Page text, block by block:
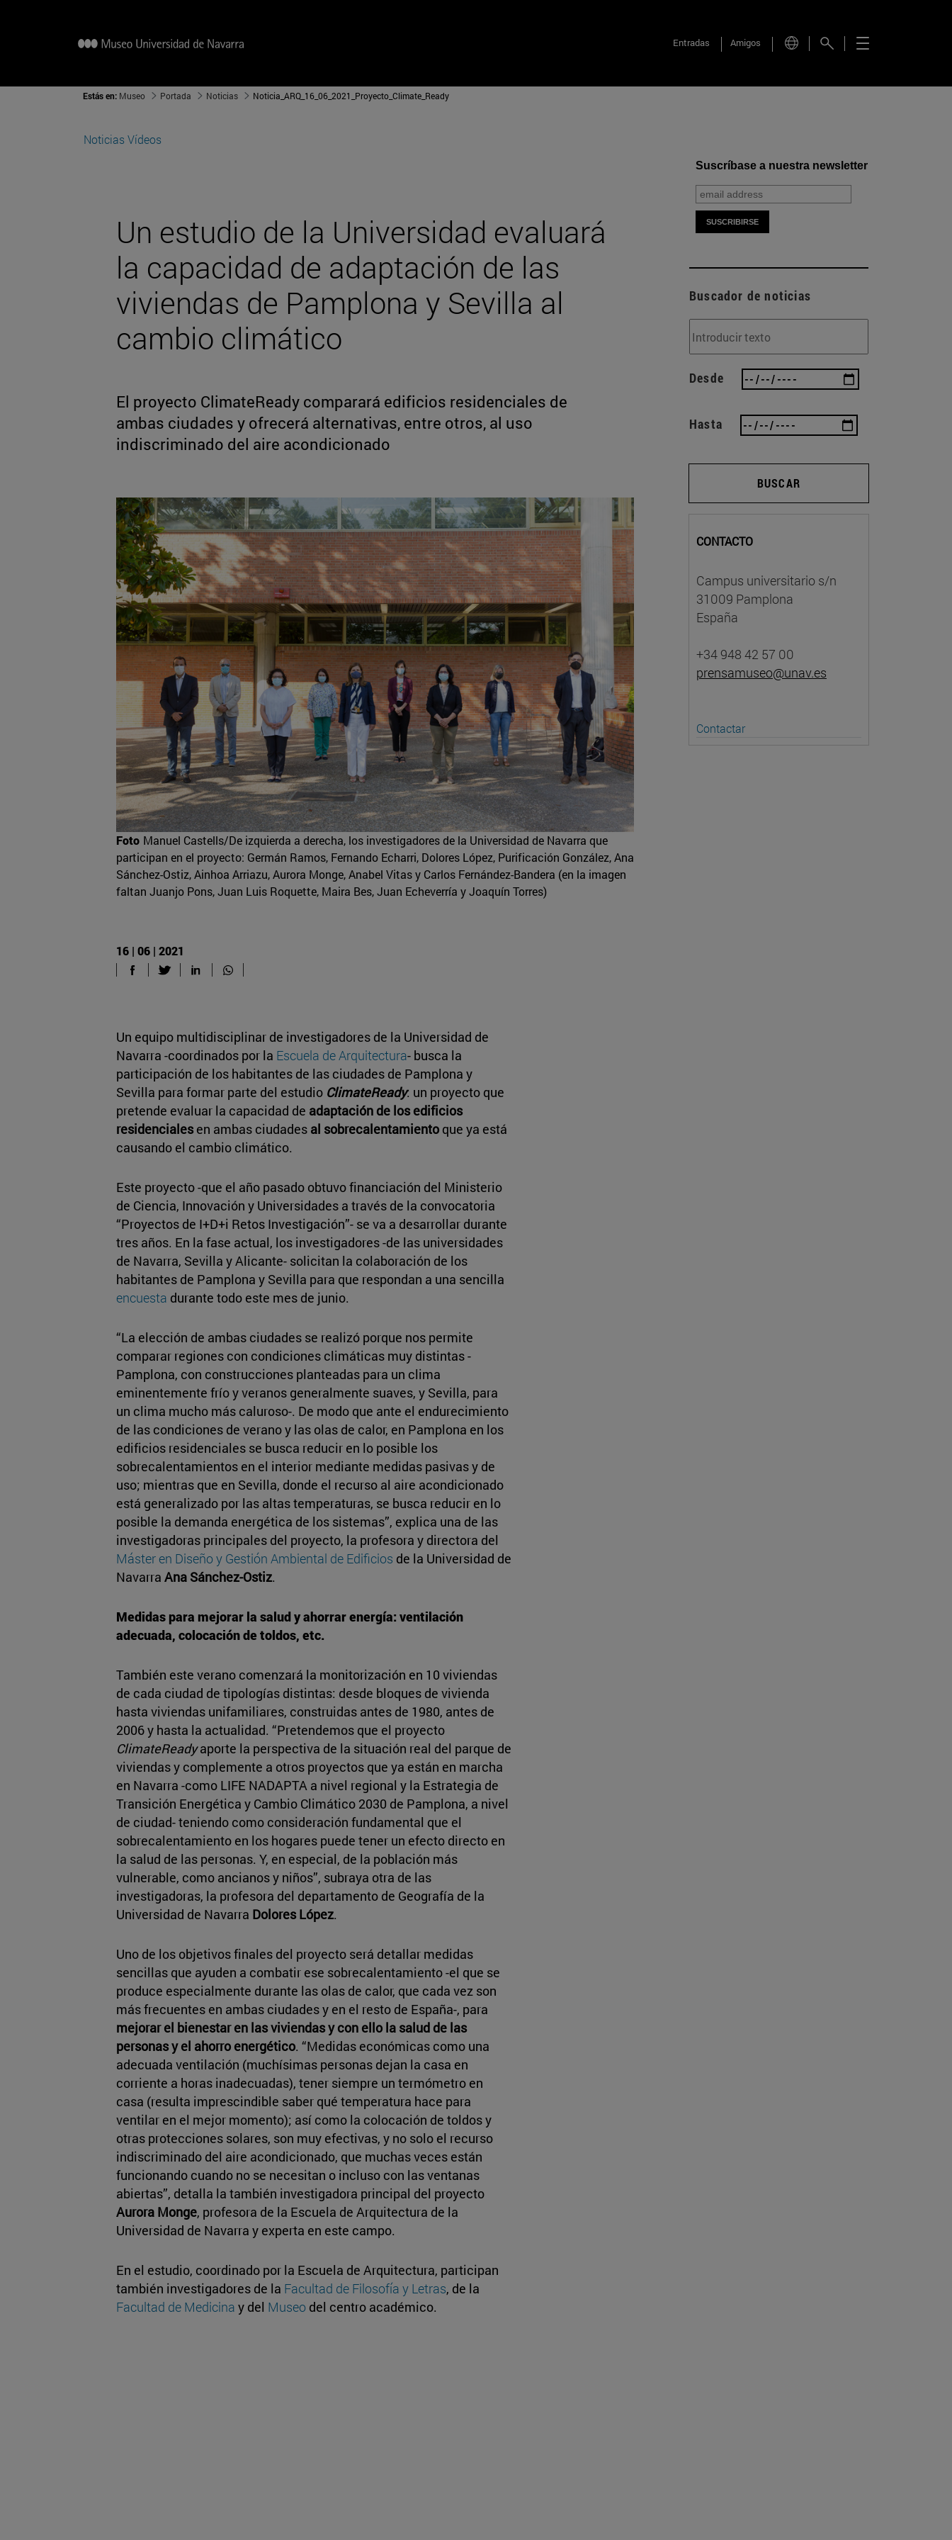
Entradas Amigos
Estás en: Museo Portada Noticias Noticia_ARQ_16_06_2021_Proyecto_Climate_Ready
Noticias Vídeos
Un estudio de la Universidad evaluará
la capacidad de adaptación de las
viviendas de Pamplona y Sevilla al
cambio climático
El proyecto ClimateReady comparará edificios residenciales de
ambas ciudades y ofrecerá alternativas, entre otros, al uso
indiscriminado del aire acondicionado
Foto Manuel Castells/De izquierda a derecha, los investigadores de la Universidad de Navarra que
participan en el proyecto: Germán Ramos, Fernando Echarri, Dolores López, Purificación González, Ana
Sánchez-Ostiz, Ainhoa Arriazu, Aurora Monge, Anabel Vitas y Carlos Fernández-Bandera (en la imagen
faltan Juanjo Pons, Juan Luis Roquette, Maira Bes, Juan Echeverría y Joaquín Torres)
16 | 06 | 2021
Un equipo multidisciplinar de investigadores de la Universidad de
Navarra -coordinados por la Escuela de Arquitectura- busca la
participación de los habitantes de las ciudades de Pamplona y
Sevilla para formar parte del estudio ClimateReady: un proyecto que
pretende evaluar la capacidad de adaptación de los edificios
residencialesen ambas ciudades al sobrecalentamiento que ya está
causando el cambio climático.
Este proyecto -que el año pasado obtuvo financiación del Ministerio
de Ciencia, Innovación y Universidades a través de la convocatoria
“Proyectos de I+D+i Retos Investigación”- se va a desarrollar durante
tres años. En la fase actual, los investigadores -de las universidades
de Navarra, Sevilla y Alicante- solicitan la colaboración de los
habitantes de Pamplona y Sevilla para que respondan a una sencilla
encuesta durante todo este mes de junio.
“La elección de ambas ciudades se realizó porque nos permite
comparar regiones con condiciones climáticas muy distintas -
Pamplona, con construcciones planteadas para un clima
eminentemente frío y veranos generalmente suaves, y Sevilla, para
un clima mucho más caluroso-. De modo que ante el endurecimiento
de las condiciones de verano y las olas de calor, en Pamplona en los
edificios residenciales se busca reducir en lo posible los
sobrecalentamientos en el interior mediante medidas pasivas y de
uso; mientras que en Sevilla, donde el recurso al aire acondicionado
está generalizado por las altas temperaturas, se busca reducir en lo
posible la demanda energética de los sistemas”, explica una de las
investigadoras principales del proyecto, la profesora y directora del
Máster en Diseño y Gestión Ambiental de Edificios de la Universidad de
Navarra Ana Sánchez-Ostiz.
Medidas para mejorar la salud y ahorrar energía: ventilación
adecuada, colocación de toldos, etc.
También este verano comenzará la monitorización en 10 viviendas
de cada ciudad de tipologías distintas: desde bloques de vivienda
hasta viviendas unifamiliares, construidas antes de 1980, antes de
2006 y hasta la actualidad. “Pretendemos que el proyecto
ClimateReadyaporte la perspectiva de la situación real del parque de
viviendas y complemente a otros proyectos que ya están en marcha
en Navarra -como LIFE NADAPTA a nivel regional y la Estrategia de
Transición Energética y Cambio Climático 2030 de Pamplona, a nivel
de ciudad- teniendo como consideración fundamental que el
sobrecalentamiento en los hogares puede tener un efecto directo en
la salud de las personas. Y, en especial, de la población más
vulnerable, como ancianos y niños”, subraya otra de las
investigadoras, la profesora del departamento de Geografía de la
Universidad de Navarra Dolores López.
Uno de los objetivos finales del proyecto será detallar medidas
sencillas que ayuden a combatir ese sobrecalentamiento -el que se
produce especialmente durante las olas de calor, que cada vez son
más frecuentes en ambas ciudades y en el resto de España-, para
mejorar el bienestar en las viviendas y con ello la salud de las
personas y el ahorro energético. “Medidas económicas como una
adecuada ventilación (muchísimas personas dejan la casa en
corriente a horas inadecuadas), tener siempre un termómetro en
casa (resulta imprescindible saber qué temperatura hace para
ventilar en el mejor momento); así como la colocación de toldos y
otras protecciones solares, son muy efectivas, y no solo el recurso
indiscriminado del aire acondicionado, que muchas veces están
funcionando cuando no se necesitan o incluso con las ventanas
abiertas”, detalla la también investigadora principal del proyecto
Aurora Monge, profesora de la Escuela de Arquitectura de la
Universidad de Navarra y experta en este campo.
En el estudio, coordinado por la Escuela de Arquitectura, participan
también investigadores de la Facultad de Filosofía y Letras, de la
Facultad de Medicina y del Museo del centro académico.
Suscríbase a nuestra newsletter
Buscador de noticias
Desde
Hasta
BUSCAR
CONTACTO
Campus universitario s/n
31009 Pamplona
España
+34 948 42 57 00
prensamuseo@unav.es
Contactar